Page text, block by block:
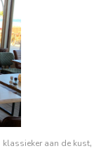
klassieker aan de kust,